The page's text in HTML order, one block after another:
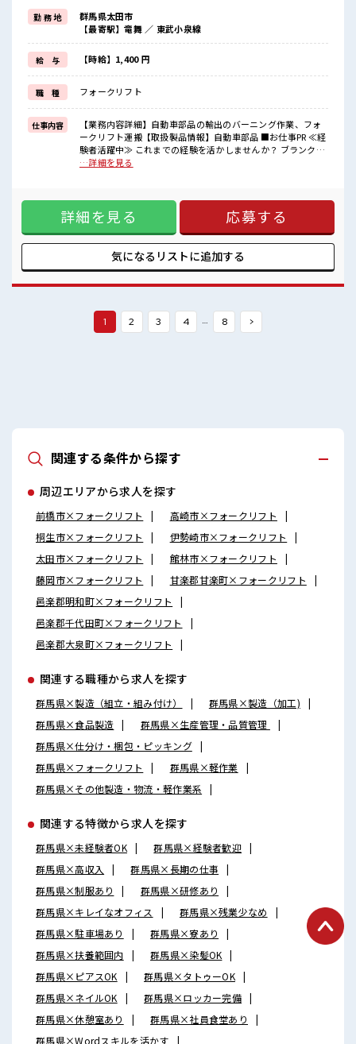
≪稼ぎたい人向け≫
高収入を希望される方にオススメ。
残業は月20時間以上あります♪
≪ラクラク制服アリ≫
制服があるので、
毎日の服装の悩み解消♪
≪収入アップを目指せる≫
高時給だらけの派遣のお仕事です！
■職場の雰囲気
休憩室で楽しくおしゃべり！
ストレス解消☆
職場にはロッカー完備！
勤 務 地
群馬県太田市
【最寄駅】竜舞 ／ 東武小泉線
給 与 【時給】1,400 円
職 種 フォークリフト
仕事内容
【業務内容詳細】自動車部品の輸出のバーニング作業、フォ
ークリフト運搬【取扱製品情報】自動車部品 ■お仕事PR ≪経
験者活躍中≫ これまでの経験を活かしませんか？ ブランクが
あっても大丈夫♪ 経験はちょっとだけ…という方もOK！ ≪
で、 毎日の服装の悩み解消♪ ≪収入アップを目指せる≫ 高時
給だらけの派遣のお仕事です！ ■職場の雰囲気 休憩室で楽し
くおしゃべり！ ストレス解消☆ 職場にはロッカー完備！ 私物
の置きすぎには注意が必要ですね★ 残業がしっかりあるお仕
…詳細を見る
詳細を見る 応募する
気になるリストに追加する
1 2 3 4 … 8 >
関連する条件から探す
周辺エリアから求人を探す
前橋市×フォークリフト
高崎市×フォークリフト
桐生市×フォークリフト
伊勢崎市×フォークリフト
太田市×フォークリフト
館林市×フォークリフト
藤岡市×フォークリフト
甘楽郡甘楽町×フォークリフト
邑楽郡明和町×フォークリフト
邑楽郡千代田町×フォークリフト
邑楽郡大泉町×フォークリフト
関連する職種から求人を探す
群馬県×製造（組立・組み付け）
群馬県×製造（加工)
群馬県×食品製造
群馬県×生産管理・品質管理
群馬県×仕分け・梱包・ピッキング
群馬県×フォークリフト
群馬県×軽作業
群馬県×その他製造・物流・軽作業系
関連する特徴から求人を探す
群馬県×未経験者OK
群馬県×経験者歓迎
群馬県×高収入
群馬県×長期の仕事
群馬県×制服あり
群馬県×研修あり
群馬県×キレイなオフィス
群馬県×残業少なめ
群馬県×駐車場あり
群馬県×寮あり
群馬県×扶養範囲内
群馬県×染髪OK
群馬県×ピアスOK
群馬県×タトゥーOK
群馬県×ネイルOK
群馬県×ロッカー完備
群馬県×休憩室あり
群馬県×社員食堂あり
群馬県×Wordスキルを活かす